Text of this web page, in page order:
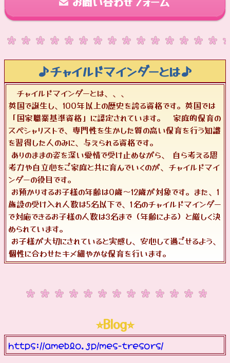
♪チャイルドマインダーとは♪
チャイルドマインダーとは、、、
英国で誕生し、100年以上の歴史を誇る資格です。英国では
「国家職業基準資格」に認定されています。 家庭的保育の
スペシャリストで、専門性を生かした質の高い保育を行う知識
を習得した人のみに、与えられる資格です。
ありのままの姿を深い愛情で受け止めながら、 自ら考える思
考力や自立心をご家庭と共に育んでいくのが、チャイルドマイ
ンダーの役目です。
お預かりするお子様の年齢は0歳〜12歳が対象です。また、1
施設の受け入れ人数は5名以下で、1名のチャイルドマインダー
で対応できるお子様の人数は3名まで（年齢による）と厳しく決
められています。
お子様が大切にされていると実感し、安心して過ごせるよう、
個性に合わせたキメ細やかな保育を行います。
⭐︎Blog⭐︎
https://ameblo.jp/mes-tresors/